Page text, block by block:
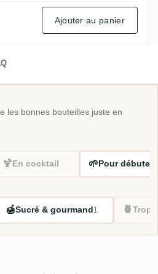
Ajouter au panier
les bonnes bouteilles juste en
🍹En cocktail 🌱Pour débuter
🍯Sucré & gourmand 1 🍍